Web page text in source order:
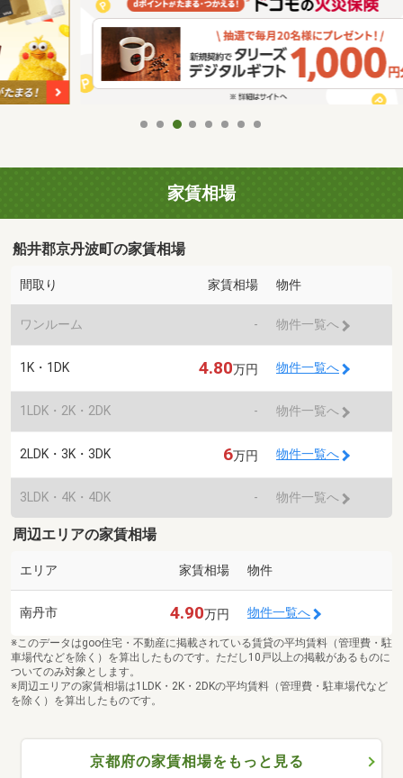
家賃相場
船井郡京丹波町の家賃相場
間取り 家賃相場 物件
ワンルーム - 物件一覧へ
1K・1DK 4.80万円 物件一覧へ
1LDK・2K・2DK - 物件一覧へ
2LDK・3K・3DK 6万円 物件一覧へ
3LDK・4K・4DK - 物件一覧へ
周辺エリアの家賃相場
エリア 家賃相場 物件
南丹市 4.90万円 物件一覧へ
※このデータはgoo住宅・不動産に掲載されている賃貸の平均賃料（管理費・駐
車場代などを除く）を算出したものです。ただし10戸以上の掲載があるものに
ついてのみ対象とします。
※周辺エリアの家賃相場は1LDK・2K・2DKの平均賃料（管理費・駐車場代など
を除く）を算出したものです。
京都府の家賃相場をもっと見る